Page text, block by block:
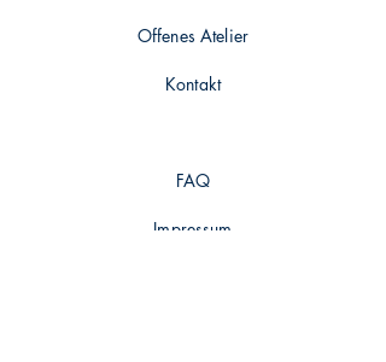
Offenes Atelier
Kontakt
FAQ
Impressum